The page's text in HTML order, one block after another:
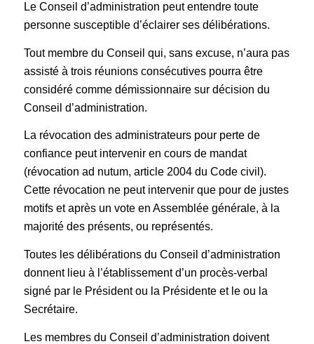
Le Conseil d’administration peut entendre toute
personne susceptible d’éclairer ses délibérations.
Tout membre du Conseil qui, sans excuse, n’aura pas
assisté à trois réunions consécutives pourra être
considéré comme démissionnaire sur décision du
Conseil d’administration.
La révocation des administrateurs pour perte de
confiance peut intervenir en cours de mandat
(révocation ad nutum, article 2004 du Code civil).
Cette révocation ne peut intervenir que pour de justes
motifs et après un vote en Assemblée générale, à la
majorité des présents, ou représentés.
Toutes les délibérations du Conseil d’administration
donnent lieu à l’établissement d’un procès-verbal
signé par le Président ou la Présidente et le ou la
Secrétaire.
Les membres du Conseil d’administration doivent